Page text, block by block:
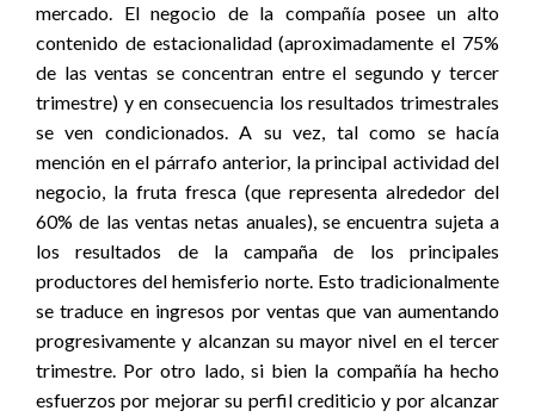
mercado. El negocio de la compañía posee un alto
contenido de estacionalidad (aproximadamente el 75%
de las ventas se concentran entre el segundo y tercer
trimestre) y en consecuencia los resultados trimestrales
se ven condicionados. A su vez, tal como se hacía
mención en el párrafo anterior, la principal actividad del
negocio, la fruta fresca (que representa alrededor del
60% de las ventas netas anuales), se encuentra sujeta a
los resultados de la campaña de los principales
productores del hemisferio norte. Esto tradicionalmente
se traduce en ingresos por ventas que van aumentando
progresivamente y alcanzan su mayor nivel en el tercer
trimestre. Por otro lado, si bien la compañía ha hecho
esfuerzos por mejorar su perfil crediticio y por alcanzar